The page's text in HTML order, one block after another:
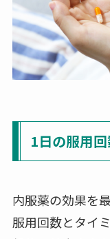
1日の服用
内服薬の効果を
服用回数とタイ